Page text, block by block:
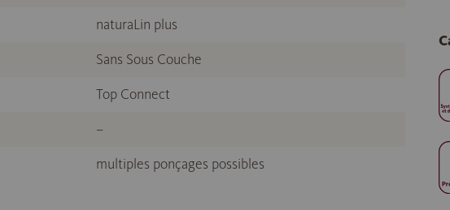
naturaLin plus
Sans Sous Couche
Top Connect
–
multiples ponçages possibles